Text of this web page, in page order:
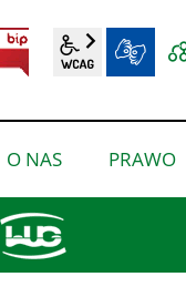
BIP wcag2.1
O NAS
pokaż
podmenu
PRAWO